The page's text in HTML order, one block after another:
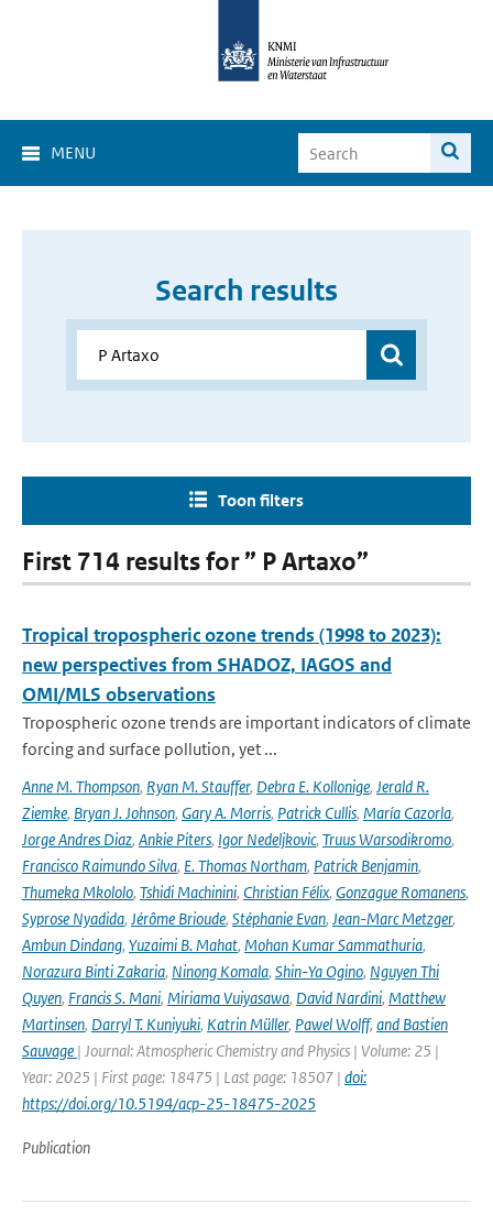
MENU
Search results
Toon filters
First 714 results for ” P Artaxo”
Tropical tropospheric ozone trends (1998 to 2023):
new perspectives from SHADOZ, IAGOS and
OMI/MLS observations
Tropospheric ozone trends are important indicators of climate
forcing and surface pollution, yet ...
Anne M. Thompson, Ryan M. Stauffer, Debra E. Kollonige, Jerald R.
Ziemke, Bryan J. Johnson, Gary A. Morris, Patrick Cullis, María Cazorla,
Jorge Andres Diaz, Ankie Piters, Igor Nedeljkovic, Truus Warsodikromo,
Francisco Raimundo Silva, E. Thomas Northam, Patrick Benjamin,
Thumeka Mkololo, Tshidi Machinini, Christian Félix, Gonzague Romanens,
Syprose Nyadida, Jérôme Brioude, Stéphanie Evan, Jean-Marc Metzger,
Ambun Dindang, Yuzaimi B. Mahat, Mohan Kumar Sammathuria,
Norazura Binti Zakaria, Ninong Komala, Shin-Ya Ogino, Nguyen Thi
Quyen, Francis S. Mani, Miriama Vuiyasawa, David Nardini, Matthew
Martinsen, Darryl T. Kuniyuki, Katrin Müller, Pawel Wolff, and Bastien
Sauvage | Journal: Atmospheric Chemistry and Physics | Volume: 25 |
Year: 2025 | First page: 18475 | Last page: 18507 | doi:
https://doi.org/10.5194/acp-25-18475-2025
Publication